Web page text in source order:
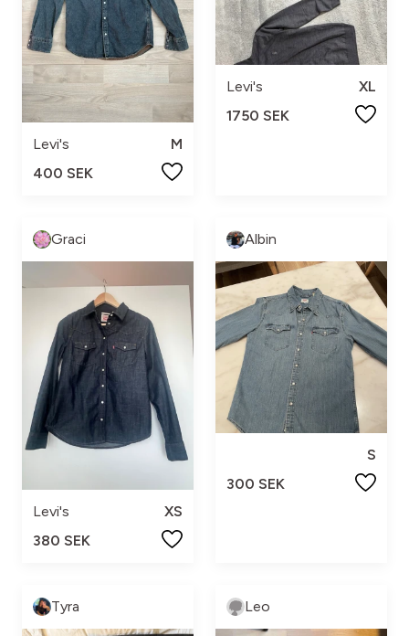
Levi's
M
400 SEK
Levi's
XL
1750 SEK
Graci
Levi's
XS
380 SEK
Albin
S
300 SEK
Tyra Leo